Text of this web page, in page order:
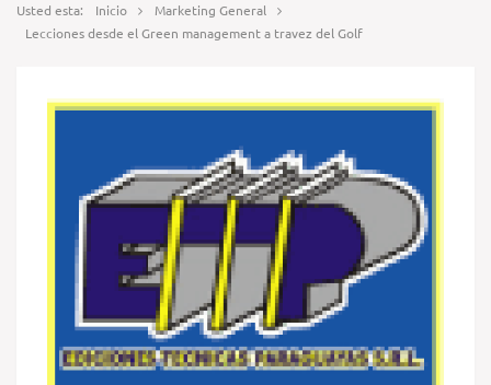
Usted esta: Inicio
Marketing General
Lecciones desde el Green management a travez del Golf